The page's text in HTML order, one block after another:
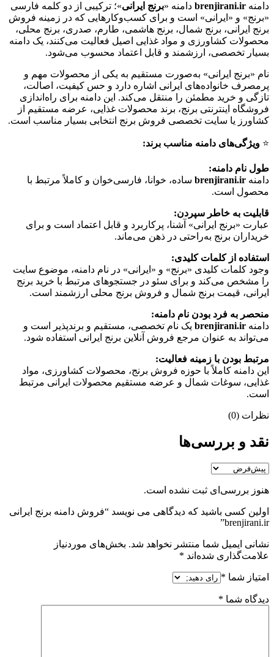
دامنه brenjirani.ir دامنه «برنج ایرانی»؛ ترکیبی از دو کلمه فارسی
«برنج» و «ایرانی» است و برای کسب‌وکارهایی که در زمینه فروش
برنج ایرانی، برنج شمال، برنج هاشمی، طارم، صدری، برنج محلی،
محصولات کشاورزی و مواد غذایی اصیل فعالیت می‌کنند، یک دامنه
بسیار تخصصی، ارزشمند و قابل اعتماد محسوب می‌شود.
نام «برنج ایرانی» به‌صورت مستقیم به یکی از محصولات مهم و
پرمصرف خانواده‌های ایرانی اشاره دارد و حس کیفیت، اصالت،
تازگی و خرید مطمئن را منتقل می‌کند. این دامنه برای راه‌اندازی
فروشگاه اینترنتی برنج، برند محصولات غذایی، عرضه مستقیم از
کشاورز یا سایت تخصصی فروش برنج انتخابی بسیار مناسب است.
⭐️ ویژگی‌های دامنه مناسب برند:
طول نام دامنه:
دامنه brenjirani.ir ساده، خوانا، فارسی‌خوان و کاملاً مرتبط با
محصول است.
قابلیت به خاطر سپردن:
عبارت «برنج ایرانی» آشنا، پرکاربرد و قابل اعتماد است و برای
خریداران برنج به‌راحتی در ذهن می‌ماند.
استفاده از کلمات کلیدی:
وجود کلمات کلیدی «برنج» و «ایرانی» در نام دامنه، موضوع سایت
را مشخص می‌کند و برای سئو در جستجوهای مرتبط با خرید برنج
ایرانی، قیمت برنج شمال و فروش برنج محلی ارزشمند است.
منحصر به فرد بودن نام دامنه:
دامنه brenjirani.ir یک نام تخصصی، مستقیم و برندپذیر است و
می‌تواند به عنوان مرجع فروش آنلاین برنج ایرانی استفاده شود.
مرتبط بودن با زمینه فعالیت:
این دامنه کاملاً با حوزه فروش برنج، محصولات کشاورزی، مواد
غذایی، سوغات شمال و عرضه مستقیم محصولات ایرانی مرتبط
است.
نظرات (0)
نقد و بررسی‌ها
هنوز بررسی‌ای ثبت نشده است.
اولین کسی باشید که دیدگاهی می نویسد “فروش دامنه برنج ایرانی
brenjirani.ir”
نشانی ایمیل شما منتشر نخواهد شد. بخش‌های موردنیاز
علامت‌گذاری شده‌اند *
امتیاز شما *
دیدگاه شما *